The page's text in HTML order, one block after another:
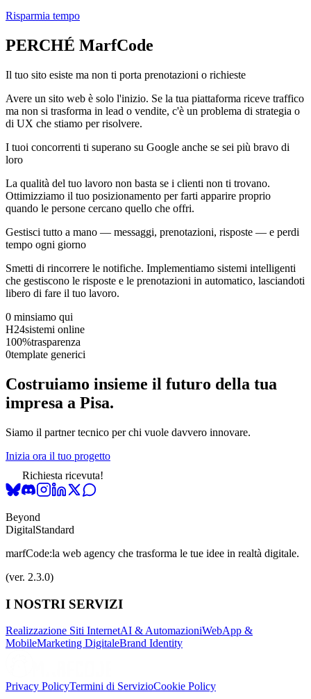
Risparmia tempo
PERCHÉ MarfCode
Il tuo sito esiste ma non ti porta prenotazioni o richieste
Avere un sito web è solo l'inizio. Se la tua piattaforma riceve traffico
ma non si trasforma in lead o vendite, c'è un problema di strategia o
di UX che stiamo per risolvere.
I tuoi concorrenti ti superano su Google anche se sei più bravo di
loro
La qualità del tuo lavoro non basta se i clienti non ti trovano.
Ottimizziamo il tuo posizionamento per farti apparire proprio
quando le persone cercano quello che offri.
Gestisci tutto a mano — messaggi, prenotazioni, risposte — e perdi
tempo ogni giorno
Smetti di rincorrere le notifiche. Implementiamo sistemi intelligenti
che gestiscono le risposte e le prenotazioni in automatico, lasciandoti
libero di fare il tuo lavoro.
0 minsiamo qui
H24sistemi online
100%trasparenza
0template generici
Costruiamo insieme il futuro della tua
impresa a Pisa.
Siamo il partner tecnico per chi vuole davvero innovare.
Inizia ora il tuo progetto
Richiesta ricevuta!
Beyond
DigitalStandard
marfCode:la web agency che trasforma le tue idee in realtà digitale.
(ver. 2.3.0)
I NOSTRI SERVIZI
Realizzazione Siti InternetAI & AutomazioniWebApp &
MobileMarketing DigitaleBrand Identity
Privacy PolicyTermini di ServizioCookie Policy